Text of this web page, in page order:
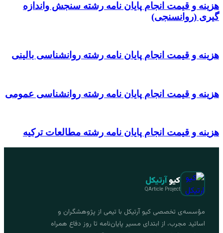
هزینه و قیمت انجام پایان نامه رشته سنجش واندازه
گیری (روانسنجی)
هزینه و قیمت انجام پایان نامه رشته روانشناسی بالینی
هزینه و قیمت انجام پایان نامه رشته روانشناسی عمومی
هزینه و قیمت انجام پایان نامه رشته مطالعات ترکیه
کیوآرتیکل
QArticle Project
مؤسسه‌ی تخصصی کیو آرتیکل با تیمی از پژوهشگران و
اساتید مجرب، از ابتدای مسیر پایان‌نامه تا روز دفاع همراه